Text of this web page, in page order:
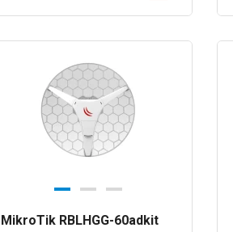
MikroTik RBLHGG-60adkit